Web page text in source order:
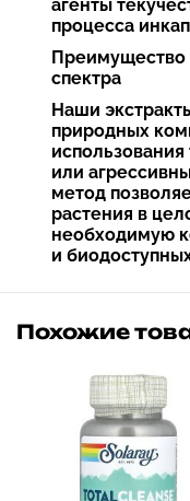
агенты
процесса
Преимущество
спектра
Наши
природных
или
метод
растения в
необходимую
и
Похожие